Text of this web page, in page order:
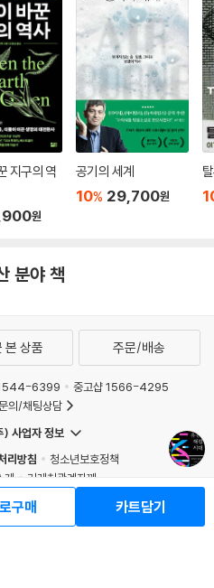
지구의 역
원
공기의 세계
10% 29,700원
분야 책
구매 카트담기
본 상품 주문/배송
6399
중고샵 1566-4295
의/채팅상담
) 사업자 정보
리방침
청소년보호정책
개
거래처관계자께
All Rights Reserved.